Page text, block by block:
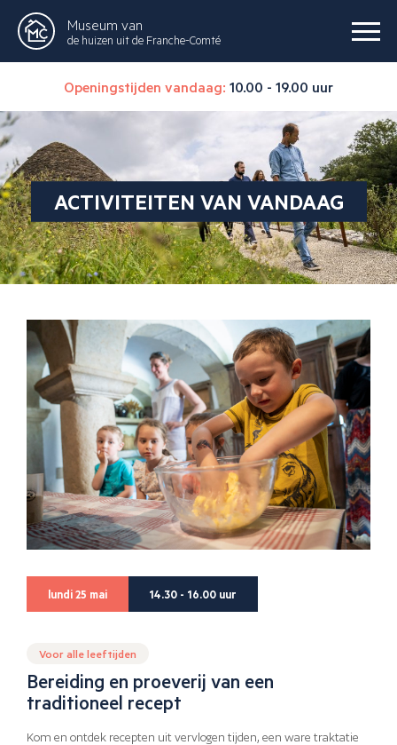
Museum van
de huizen uit de Franche-Comté
Openingstijden vandaag: 10.00 - 19.00 uur
ACTIVITEITEN VAN VANDAAG
lundi 25 mai 14.30 - 16.00 uur
Voor alle leeftijden
Bereiding en proeverij van een
traditioneel recept
Kom en ontdek recepten uit vervlogen tijden, een ware traktatie